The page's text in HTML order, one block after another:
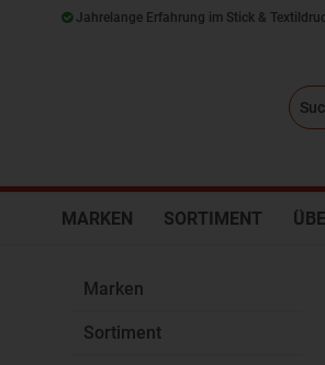
Jahrelange Erfahrung im Stick &
MARKEN SORTIMENT
Marken
Sortiment